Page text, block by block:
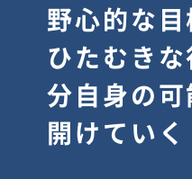
逆境では
スを変え“
り、期待を
輔塾・前編】